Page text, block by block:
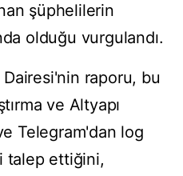
şüphelilerin
olduğu vurgulandı.
raporu, bu
ve Altyapı
Telegram'dan log
talep ettiğini,